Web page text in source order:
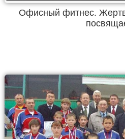
Офисный фитнес.